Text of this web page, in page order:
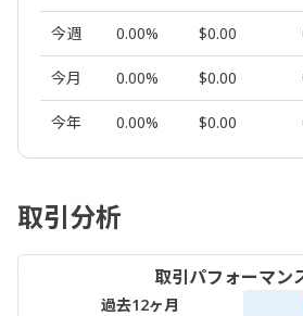
今週 0.00% $0.00
今月 0.00% $0.00
今年 0.00% $0.00
取引分析
取引パフォーマン
過去12ヶ月